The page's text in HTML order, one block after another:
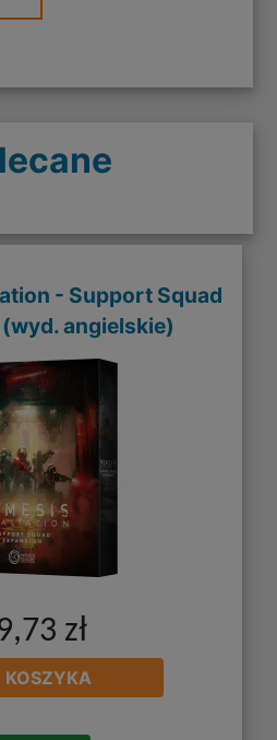
- Support Squad
angielskie)
zł
KOSZYKA